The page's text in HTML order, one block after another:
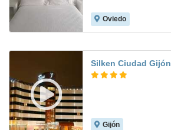
Oviedo
Silken Ciudad Gijón
Gijón